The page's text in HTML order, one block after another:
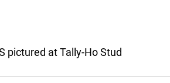
pictured at Tally-Ho Stud